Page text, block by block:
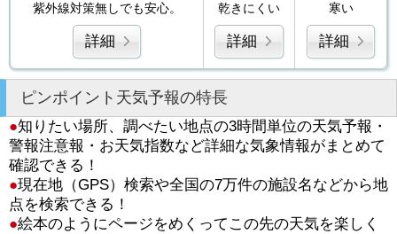
紫外線対策無しでも安心。
詳細
乾きにくい
詳細
寒い
詳細
ピンポイント天気予報の特長
●知りたい場所、調べたい地点の3時間単位の天気予報・
警報注意報・お天気指数など詳細な気象情報がまとめて
確認できる！
●現在地（GPS）検索や全国の7万件の施設名などから地
点を検索できる！
●絵本のようにページをめくってこの先の天気を楽しく